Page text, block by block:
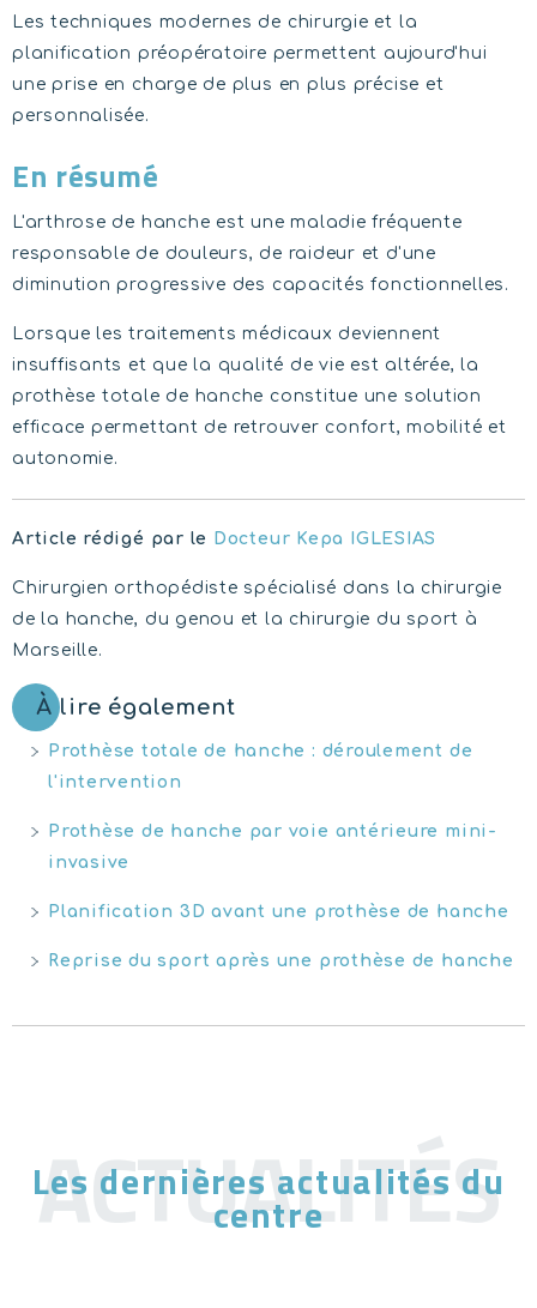
Les techniques modernes de chirurgie et la
planification préopératoire permettent aujourd'hui
une prise en charge de plus en plus précise et
personnalisée.
En résumé
L'arthrose de hanche est une maladie fréquente
responsable de douleurs, de raideur et d'une
diminution progressive des capacités fonctionnelles.
Lorsque les traitements médicaux deviennent
insuffisants et que la qualité de vie est altérée, la
prothèse totale de hanche constitue une solution
efficace permettant de retrouver confort, mobilité et
autonomie.
Article rédigé par le Docteur Kepa IGLESIAS
Chirurgien orthopédiste spécialisé dans la chirurgie
de la hanche, du genou et la chirurgie du sport à
Marseille.
À lire également
Prothèse totale de hanche : déroulement de
l'intervention
Prothèse de hanche par voie antérieure mini-
invasive
Planification 3D avant une prothèse de hanche
Reprise du sport après une prothèse de hanche
Les dernières actualités du
centre